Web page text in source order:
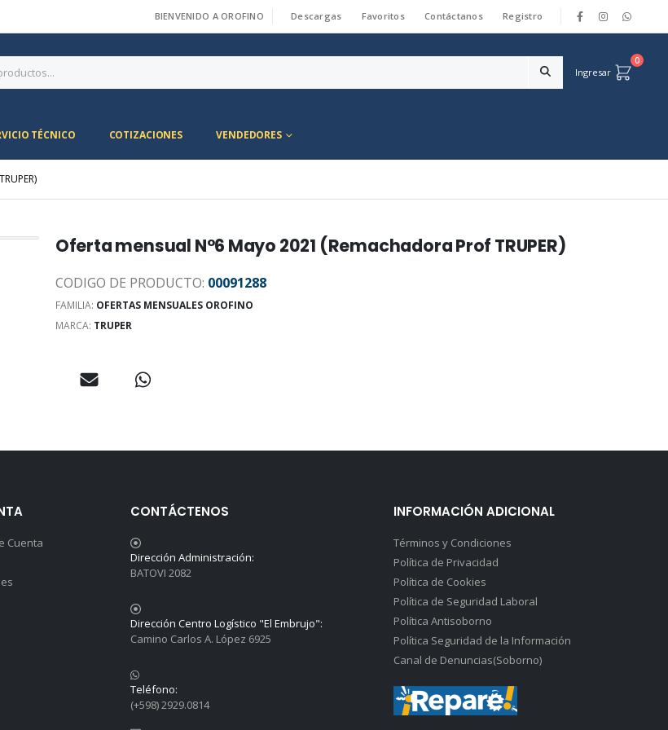
BIENVENIDO A OROFINO Descargas Favoritos Contáctanos Registro
Ingresar
0
TÉCNICO COTIZACIONES VENDEDORES
Oferta mensual N°6 Mayo 2021 (Remachadora Prof TRUPER)
CODIGO DE PRODUCTO: 00091288
FAMILIA: OFERTAS MENSUALES OROFINO
MARCA: TRUPER
Cuenta
CONTÁCTENOS
Dirección Administración:
BATOVI 2082
Dirección Centro Logístico "El Embrujo":
Camino Carlos A. López 6925
Teléfono:
(+598) 2929.0814
INFORMACIÓN ADICIONAL
Términos y Condiciones
Política de Privacidad
Política de Cookies
Política de Seguridad Laboral
Política Antisoborno
Política Seguridad de la Información
Canal de Denuncias(Soborno)